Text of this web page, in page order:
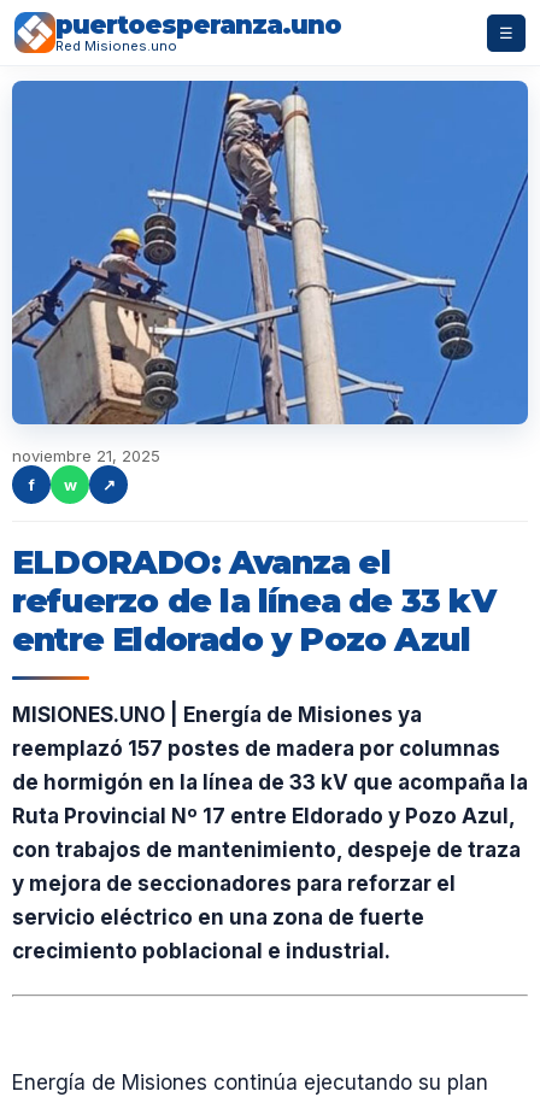
puertoesperanza.uno
Red Misiones.uno
☰
noviembre 21, 2025
f
w ↗
ELDORADO: Avanza el
refuerzo de la línea de 33 kV
entre Eldorado y Pozo Azul
MISIONES.UNO | Energía de Misiones ya
reemplazó 157 postes de madera por columnas
de hormigón en la línea de 33 kV que acompaña la
Ruta Provincial Nº 17 entre Eldorado y Pozo Azul,
con trabajos de mantenimiento, despeje de traza
y mejora de seccionadores para reforzar el
servicio eléctrico en una zona de fuerte
crecimiento poblacional e industrial.
Energía de Misiones continúa ejecutando su plan